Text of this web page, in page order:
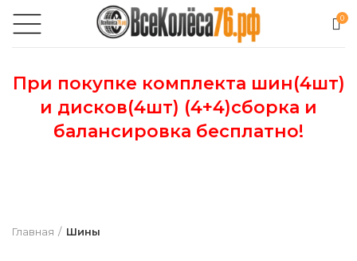
0
При покупке комплекта шин(4шт)
и дисков(4шт) (4+4)сборка и
балансировка бесплатно!
Главная Шины